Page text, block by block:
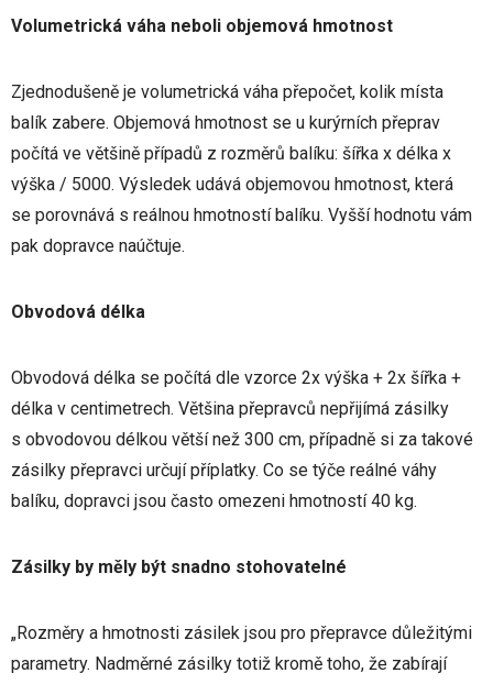
Volumetrická váha neboli objemová hmotnost
Zjednodušeně je volumetrická váha přepočet, kolik místa
balík zabere. Objemová hmotnost se u kurýrních přeprav
počítá ve většině případů z rozměrů balíku: šířka x délka x
výška / 5000. Výsledek udává objemovou hmotnost, která
se porovnává s reálnou hmotností balíku. Vyšší hodnotu vám
pak dopravce naúčtuje.
Obvodová délka
Obvodová délka se počítá dle vzorce 2x výška + 2x šířka +
délka v centimetrech. Většina přepravců nepřijímá zásilky
s obvodovou délkou větší než 300 cm, případně si za takové
zásilky přepravci určují příplatky. Co se týče reálné váhy
balíku, dopravci jsou často omezeni hmotností 40 kg.
Zásilky by měly být snadno stohovatelné
„Rozměry a hmotnosti zásilek jsou pro přepravce důležitými
parametry. Nadměrné zásilky totiž kromě toho, že zabírají